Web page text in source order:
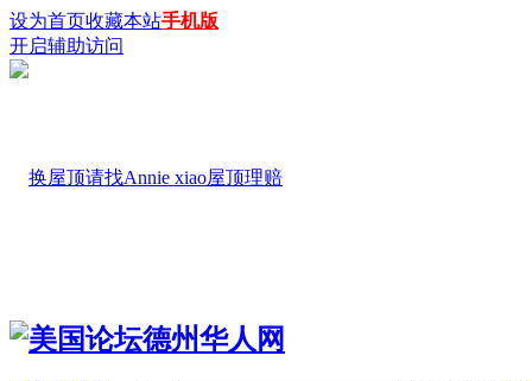
设为首页收藏本站手机版
开启辅助访问